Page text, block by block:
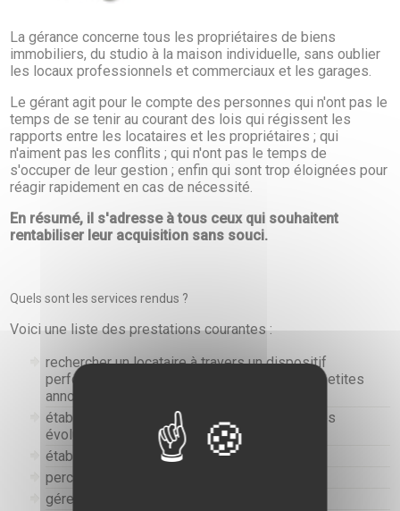
La gérance concerne tous les propriétaires de biens
immobiliers, du studio à la maison individuelle, sans oublier
les locaux professionnels et commerciaux et les garages.
Le gérant agit pour le compte des personnes qui n'ont pas le
temps de se tenir au courant des lois qui régissent les
rapports entre les locataires et les propriétaires ; qui
n'aiment pas les conflits ; qui n'ont pas le temps de
s'occuper de leur gestion ; enfin qui sont trop éloignées pour
réagir rapidement en cas de nécessité.
En résumé, il s'adresse à tous ceux qui souhaitent
rentabiliser leur acquisition sans souci.
Quels sont les services rendus ?
Voici une liste des prestations courantes :
rechercher un locataire à travers un dispositif
performant (vitrines agence, site Internet et petites
annonces en ligne)
établir le bail en conformité avec les dernières
évolutions réglementaires
établir un état des lieux détaillé
percevoir loyers et charges
gérer les relations avec le syndic